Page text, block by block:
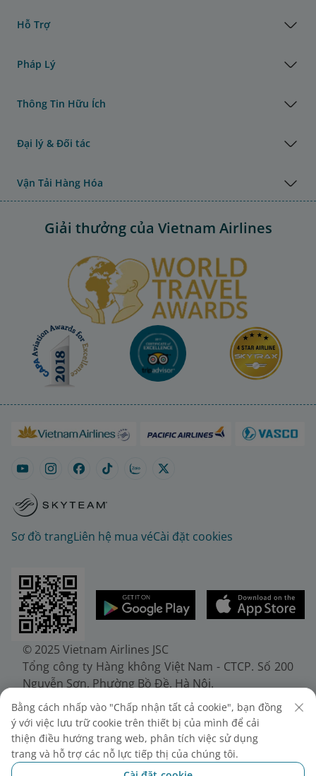
Hỗ Trợ
Pháp Lý
Thông Tin Hữu Ích
Đại lý & Đối tác
Vận Tải Hàng Hóa
Giải thưởng của Vietnam Airlines
Sơ đồ trangLiên hệ mua véCài đặt cookies
© 2025 Vietnam Airlines JSC
Tổng công ty Hàng không Việt Nam - CTCP. Số 200
Nguyễn Sơn, Phường Bồ Đề, Hà Nội.
Điện thoại: (+84-24) 38272289. Fax: (+84-24)
38722375
Giấy chứng nhận đăng ký doanh nghiệp, mã số
doanh nghiệp 0100107518, đăng ký lần đầu ngày
30/6/2010, đăng ký thay đổi lần thứ 10 ngày
Bằng cách nhấp vào "Chấp nhận tất cả cookie", bạn đồng
ý với việc lưu trữ cookie trên thiết bị của mình để cải
thiện điều hướng trang web, phân tích việc sử dụng
trang và hỗ trợ các nỗ lực tiếp thị của chúng tôi.